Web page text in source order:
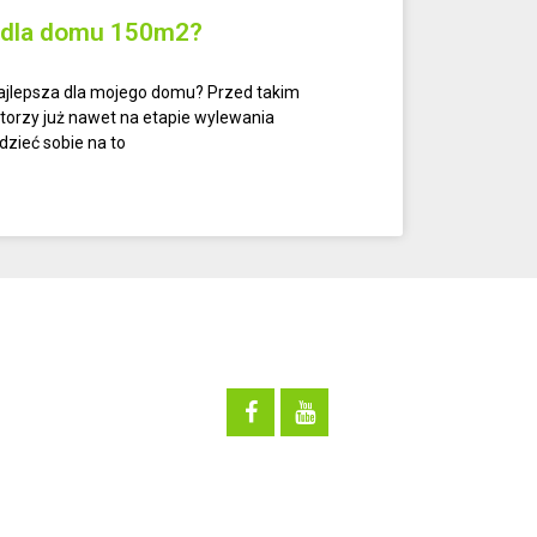
domu 150m2?
dla mojego domu? Przed takim
już nawet na etapie wylewania
sobie na to